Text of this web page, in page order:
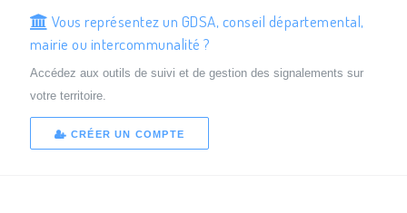
Vous représentez un GDSA, conseil départemental,
mairie ou intercommunalité ?
Accédez aux outils de suivi et de gestion des signalements sur
votre territoire.
CRÉER UN COMPTE